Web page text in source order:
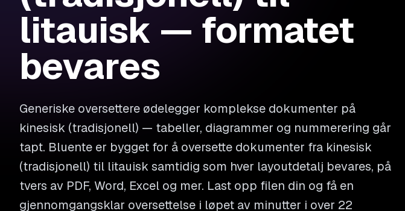
litauisk — formatet
bevares
Generiske oversettere ødelegger komplekse dokumenter på
kinesisk (tradisjonell) — tabeller, diagrammer og nummerering går
tapt. Bluente er bygget for å oversette dokumenter fra kinesisk
(tradisjonell) til litauisk samtidig som hver layoutdetalj bevares, på
tvers av PDF, Word, Excel og mer. Last opp filen din og få en
gjennomgangsklar oversettelse i løpet av minutter i over 22